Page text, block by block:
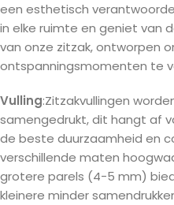
een esthetisch
in elke ruimte en geniet van
van onze zitzak, ontworpen
ontspanningsmomenten te
Vulling:Zitzakvullingen
samengedrukt, dit hangt af
de beste duurzaamheid en
verschillende maten
grotere parels (4-5 mm)
kleinere minder